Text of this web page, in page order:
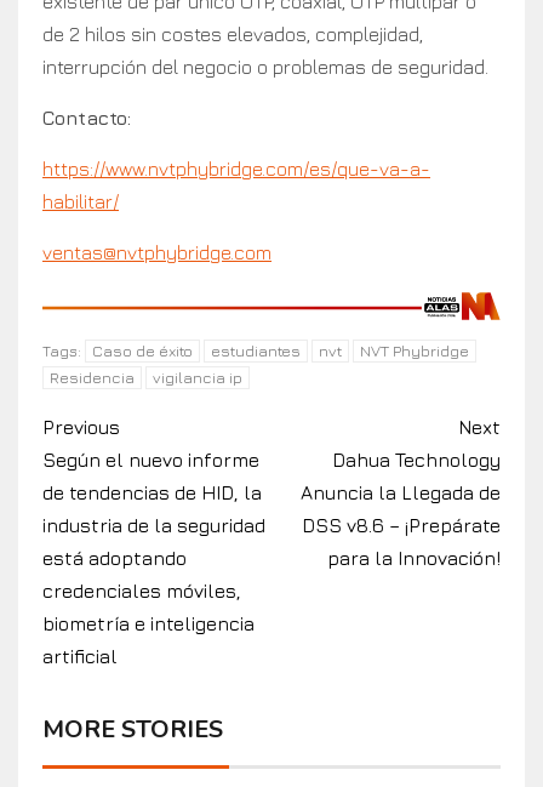
de 2 hilos sin costes elevados, complejidad,
interrupción del negocio o problemas de seguridad.
Contacto:
https://www.nvtphybridge.com/es/que-va-a-
habilitar/
ventas@nvtphybridge.com
Tags: Caso de éxito estudiantes nvt
NVT Phybridge
Residencia
vigilancia ip
Previous
Según el nuevo informe
de tendencias de HID, la
industria de la seguridad
está adoptando
credenciales móviles,
biometría e inteligencia
artificial
Next
Dahua Technology
Anuncia la Llegada de
DSS v8.6 – ¡Prepárate
para la Innovación!
MORE STORIES